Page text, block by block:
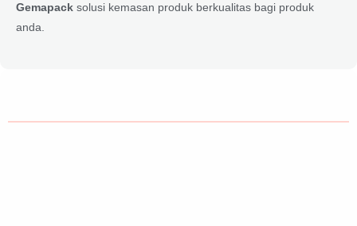
Gemapack solusi kemasan produk berkualitas bagi produk
anda.